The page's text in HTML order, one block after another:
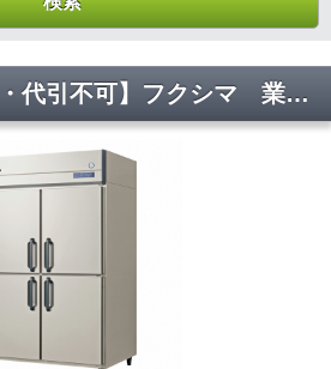
【新品・送料無料・代引不可】フクシマ 業務用冷凍冷蔵庫 縦型 GRD-122PX W1200×D800×H1950(mm)